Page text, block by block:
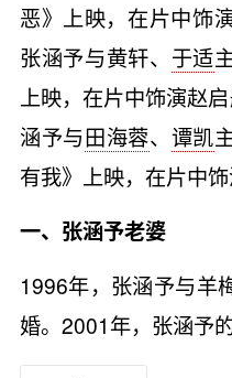
恶》上映，在片中饰
张涵予与黄轩、 于适
上映，在片中饰演赵
涵予与田海蓉、 谭凯
有我》上映，在片中饰
一、张涵予老婆
1996年，张涵予与羊
婚。2001年，张涵予